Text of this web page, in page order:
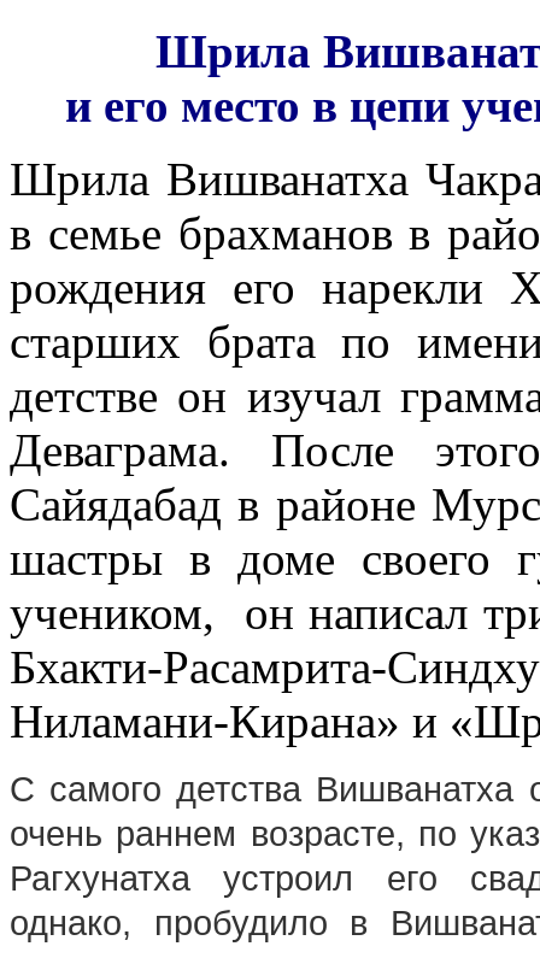
Шрила
и его место в цепи
Шрила Вишванатха
в семье брахманов в
рождения его нарекли
старших брата по
детстве он изучал
Деваграма. После
Сайядабад в районе
шастры в доме своего
учеником, он написал
Бхакти-Расамрита-
Ниламани-Кирана» и
С самого детства
очень раннем возрасте, по
Рагхунатха устроил его
однако, пробудило в